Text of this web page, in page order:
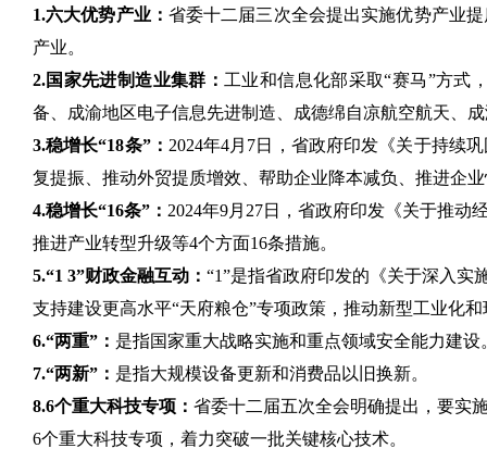
1.六大优势产业： 省委十二届三次全会提出实施优势产业
产业。
2.国家先进制造业集群： 工业和信息化部采取“赛马”方式
备、成渝地区电子信息先进制造、成德绵自凉航空航天、
3.稳增长“18条”： 2024年4月7日，省政府印发《关于持续
复提振、推动外贸提质增效、帮助企业降本减负、推进企
4.稳增长“16条”： 2024年9月27日，省政府印发《关于推
推进产业转型升级等4个方面16条措施。
5.“1 3”财政金融互动： “1”是指省政府印发的《关于深入实
支持建设更高水平“天府粮仓”专项政策，推动新型工业化
6.“两重”： 是指国家重大战略实施和重点领域安全能力建设
7.“两新”： 是指大规模设备更新和消费品以旧换新。
8.6个重大科技专项： 省委十二届五次全会明确提出，要实
6个重大科技专项，着力突破一批关键核心技术。